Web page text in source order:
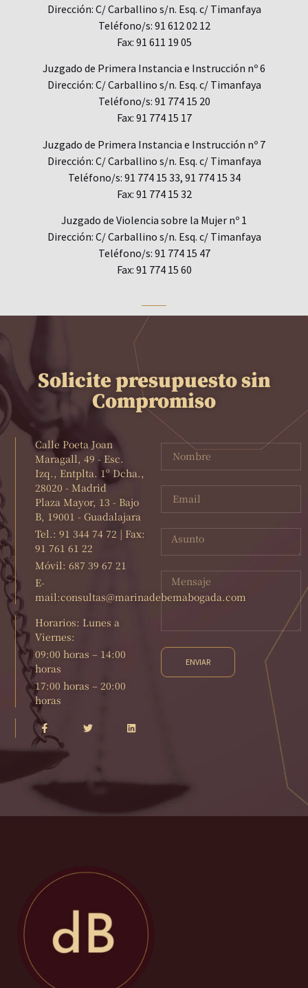
Dirección: C/ Carballino s/n. Esq. c/ Timanfaya
Teléfono/s: 91 612 02 12
Fax: 91 611 19 05
Juzgado de Primera Instancia e Instrucción nº 6
Dirección: C/ Carballino s/n. Esq. c/ Timanfaya
Teléfono/s: 91 774 15 20
Fax: 91 774 15 17
Juzgado de Primera Instancia e Instrucción nº 7
Dirección: C/ Carballino s/n. Esq. c/ Timanfaya
Teléfono/s: 91 774 15 33, 91 774 15 34
Fax: 91 774 15 32
Juzgado de Violencia sobre la Mujer nº 1
Dirección: C/ Carballino s/n. Esq. c/ Timanfaya
Teléfono/s: 91 774 15 47
Fax: 91 774 15 60
Solicite presupuesto sin
Compromiso
Calle Poeta Joan
Maragall, 49 - Esc.
Izq., Entplta. 1º Dcha.,
28020 - Madrid
Plaza Mayor, 13 - Bajo
B, 19001 - Guadalajara
Tel.: 91 344 74 72 | Fax:
91 761 61 22
Móvil: 687 39 67 21
E-
mail:consultas@marinadebemabogada.com
Horarios: Lunes a
Viernes:
09:00 horas – 14:00
horas
17:00 horas – 20:00
horas
ENVIAR